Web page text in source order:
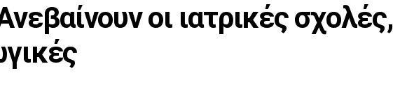
οι ιατρικές σχολές,